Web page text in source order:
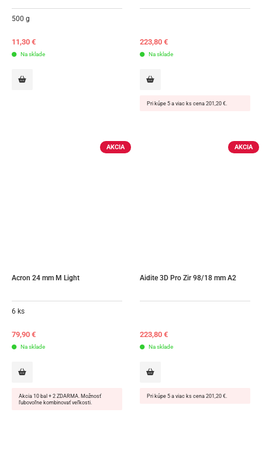
500 g
11,30 €
Na sklade
223,80 €
Na sklade
Pri kúpe 5 a viac ks cena 201,20 €.
AKCIA
Acron 24 mm M Light
6 ks
79,90 €
Na sklade
Akcia 10 bal + 2 ZDARMA. Možnosť
ľubovoľne kombinovať veľkosti.
AKCIA
Aidite 3D Pro Zir 98/18 mm A2
223,80 €
Na sklade
Pri kúpe 5 a viac ks cena 201,20 €.